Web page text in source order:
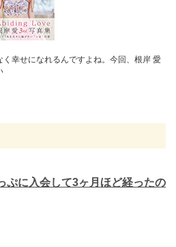
幸せになれるんですよね。今回、根岸 愛
ぷに入会して3ヶ月ほど経ったの